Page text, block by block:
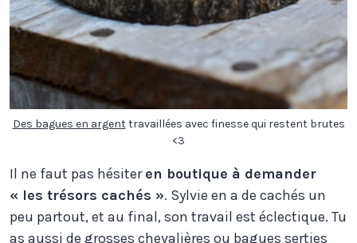
Des bagues en argenttravaillées avec finesse qui restent brutes
<3
Il ne faut pas hésiteren boutique à demander
« les trésors cachés ». Sylvie en a de cachés un
peu partout, et au final, son travail est éclectique. Tu
as aussi de grosses chevalières ou bagues serties